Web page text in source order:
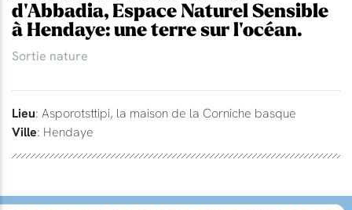
d'Abbadia, Espace Naturel Sensible
à Hendaye: une terre sur l'océan.
Sortie nature
Lieu: Asporotsttipi, la maison de la Corniche basque
Ville: Hendaye